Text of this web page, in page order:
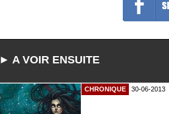
► A VOIR ENSUITE
CHRONIQUE 30-06-2013